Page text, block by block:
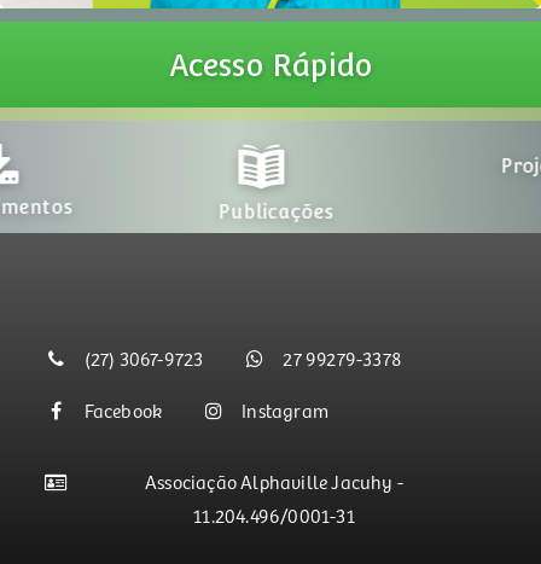
Acesso Rápido
(27) 3067-9723 27 99279-3378
Facebook Instagram
Associação Alphaville Jacuhy -
11.204.496/0001-31